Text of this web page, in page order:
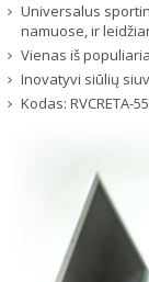
Universalus
namuose, ir
Vienas iš
Inovatyvi siūlių
Kodas: RVCRETA-